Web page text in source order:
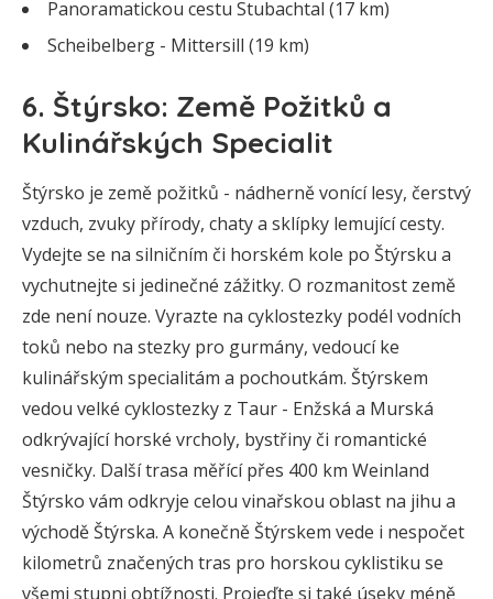
Panoramatickou cestu Stubachtal (17 km)
Scheibelberg - Mittersill (19 km)
6. Štýrsko: Země Požitků a
Kulinářských Specialit
Štýrsko je země požitků - nádherně vonící lesy, čerstvý
vzduch, zvuky přírody, chaty a sklípky lemující cesty.
Vydejte se na silničním či horském kole po Štýrsku a
vychutnejte si jedinečné zážitky. O rozmanitost země
zde není nouze. Vyrazte na cyklostezky podél vodních
toků nebo na stezky pro gurmány, vedoucí ke
kulinářským specialitám a pochoutkám. Štýrskem
vedou velké cyklostezky z Taur - Enžská a Murská
odkrývající horské vrcholy, bystřiny či romantické
vesničky. Další trasa měřící přes 400 km Weinland
Štýrsko vám odkryje celou vinařskou oblast na jihu a
východě Štýrska. A konečně Štýrskem vede i nespočet
kilometrů značených tras pro horskou cyklistiku se
všemi stupni obtížnosti. Projeďte si také úseky méně